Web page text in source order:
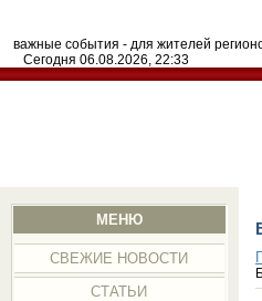
важные события - для жителей
Сегодня 06.08.2026, 22:33
МЕНЮ
СВЕЖИЕ НОВОСТИ
СТАТЬИ